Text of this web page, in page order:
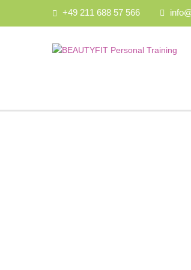
+49 211 688 57 566